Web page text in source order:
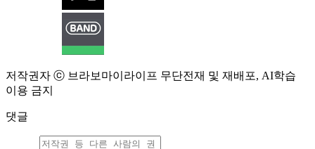
저작권자 ⓒ 브라보마이라이프 무단전재 및 재배포, AI학습
이용 금지
댓글